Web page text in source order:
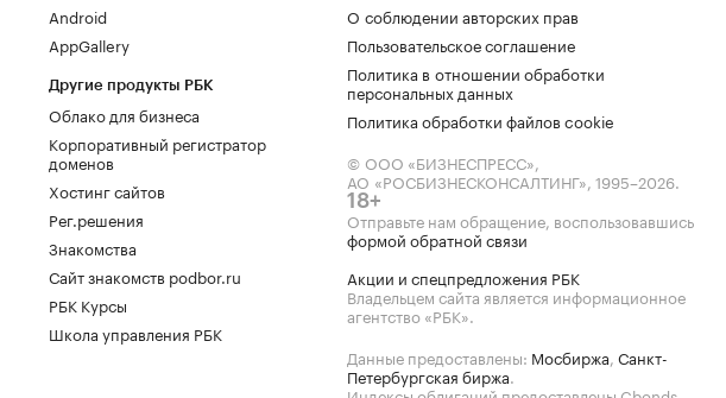
Android
AppGallery
Другие продукты РБК
Облако для бизнеса
Корпоративный регистратор
доменов
Хостинг сайтов
Рег.решения
Знакомства
Сайт знакомств podbor.ru
РБК Курсы
Школа управления РБК
О соблюдении авторских прав
Пользовательское соглашение
Политика в отношении обработки
персональных данных
Политика обработки файлов cookie
© ООО «БИЗНЕСПРЕСС»,
АО «РОСБИЗНЕСКОНСАЛТИНГ», 1995–2026.
18+
Отправьте нам обращение, воспользовавшись
формой обратной связи
Акции и спецпредложения РБК
Владельцем сайта является информационное
агентство «РБК».
Данные предоставлены: Мосбиржа, Санкт-
Петербургская биржа.